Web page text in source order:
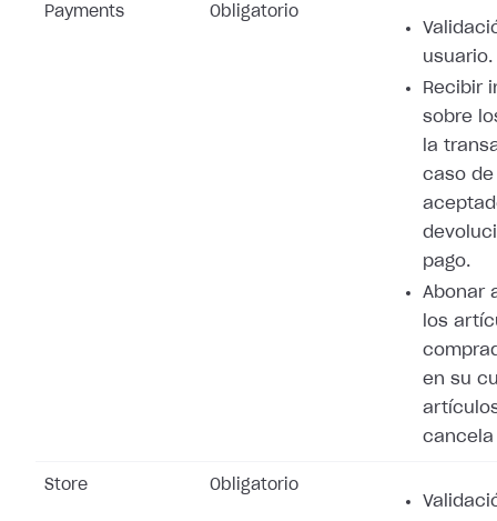
Payments Obligatorio
usuario.
Recibir
sobre
la
caso de
pago.
Abonar
los
en su
cancela
Store Obligatorio